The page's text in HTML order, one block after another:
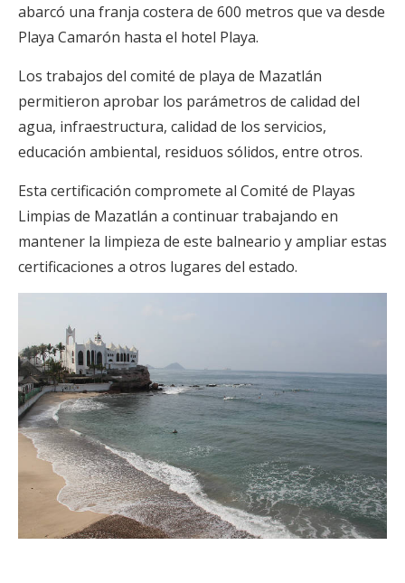
abarcó una franja costera de 600 metros que va desde
Playa Camarón hasta el hotel Playa.
Los trabajos del comité de playa de Mazatlán
permitieron aprobar los parámetros de calidad del
agua, infraestructura, calidad de los servicios,
educación ambiental, residuos sólidos, entre otros.
Esta certificación compromete al Comité de Playas
Limpias de Mazatlán a continuar trabajando en
mantener la limpieza de este balneario y ampliar estas
certificaciones a otros lugares del estado.